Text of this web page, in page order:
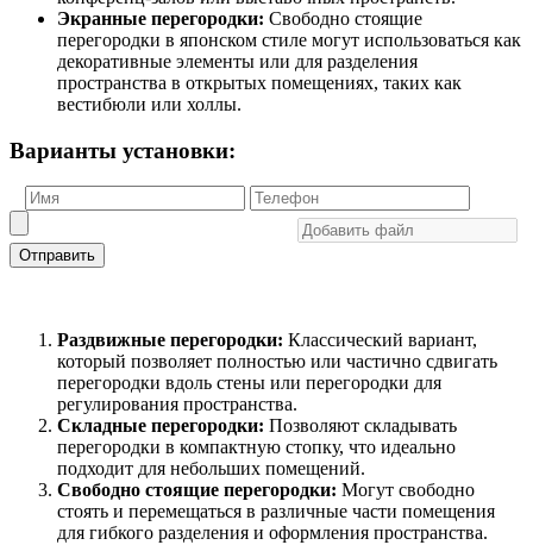
Экранные перегородки: Свободно стоящие
перегородки в японском стиле могут использоваться как
декоративные элементы или для разделения
пространства в открытых помещениях, таких как
вестибюли или холлы.
Варианты установки:
Отправить
Раздвижные перегородки: Классический вариант,
который позволяет полностью или частично сдвигать
перегородки вдоль стены или перегородки для
регулирования пространства.
Складные перегородки: Позволяют складывать
перегородки в компактную стопку, что идеально
подходит для небольших помещений.
Свободно стоящие перегородки: Могут свободно
стоять и перемещаться в различные части помещения
для гибкого разделения и оформления пространства.